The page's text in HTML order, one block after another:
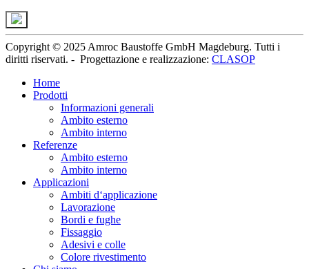
Copyright © 2025 Amroc Baustoffe GmbH Magdeburg. Tutti i
diritti riservati. - Progettazione e realizzazione: CLASOP
Home
Prodotti
Informazioni generali
Ambito esterno
Ambito interno
Referenze
Ambito esterno
Ambito interno
Applicazioni
Ambiti d‘applicazione
Lavorazione
Bordi e fughe
Fissaggio
Adesivi e colle
Colore rivestimento